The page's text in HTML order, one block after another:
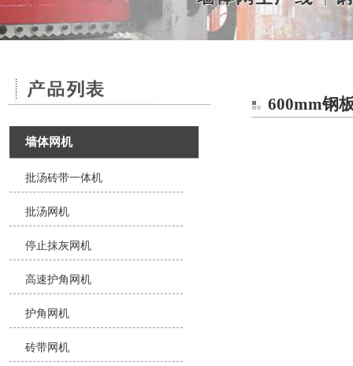
墙体网机
批汤砖带一体机
批汤网机
停止抹灰网机
高速护角网机
护角网机
砖带网机
600mm钢